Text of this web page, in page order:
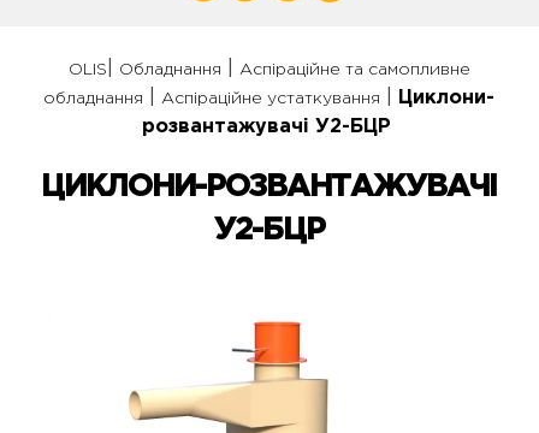
OLIS Обладнання
Аспіраційне та самопливне
обладнання
Аспіраційне устаткування
Циклони-
розвантажувачі У2-БЦР
ЦИКЛОНИ-РОЗВАНТАЖУВАЧІ
У2-БЦР